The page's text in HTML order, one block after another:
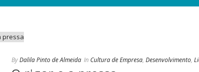
ByDalila Pinto de Almeida In Cultura de Empresa, Desenvolvimento,